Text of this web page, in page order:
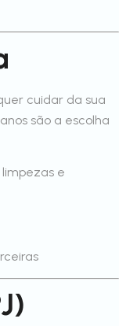
cuidar da sua
são a escolha
e